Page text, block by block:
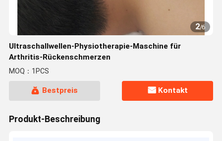
2/6
Ultraschallwellen-Physiotherapie-Maschine für
Arthritis-Rückenschmerzen
MOQ：1PCS
Bestpreis Kontakt
Produkt-Beschreibung